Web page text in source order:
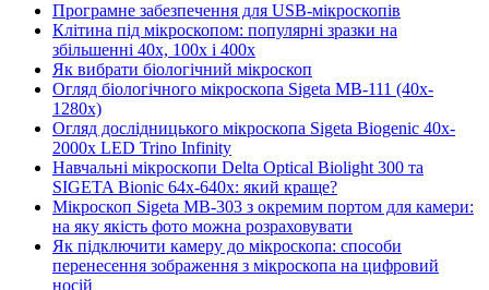
Програмне забезпечення для USB-мікроскопів
Клітина під мікроскопом: популярні зразки на
збільшенні 40x, 100x і 400x
Як вибрати біологічний мікроскоп
Огляд біологічного мікроскопа Sigeta MB-111 (40x-
1280x)
Огляд дослідницького мікроскопа Sigeta Biogenic 40x-
2000x LED Trino Infinity
Навчальні мікроскопи Delta Optical Biolight 300 та
SIGETA Bionic 64x-640x: який краще?
Мікроскоп Sigeta MB-303 з окремим портом для камери:
на яку якість фото можна розраховувати
Як підключити камеру до мікроскопа: способи
перенесення зображення з мікроскопа на цифровий
носій